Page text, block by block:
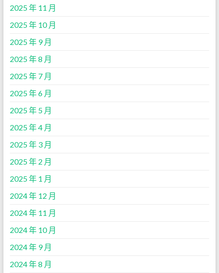
2025 年 11 月
2025 年 10 月
2025 年 9 月
2025 年 8 月
2025 年 7 月
2025 年 6 月
2025 年 5 月
2025 年 4 月
2025 年 3 月
2025 年 2 月
2025 年 1 月
2024 年 12 月
2024 年 11 月
2024 年 10 月
2024 年 9 月
2024 年 8 月